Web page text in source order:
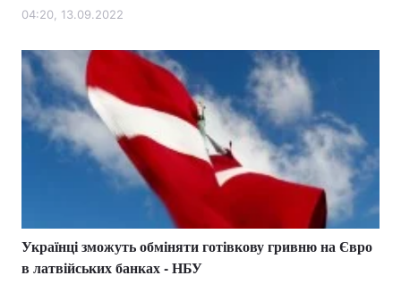
04:20, 13.09.2022
Українці зможуть обміняти готівкову гривню на Євро
в латвійських банках - НБУ